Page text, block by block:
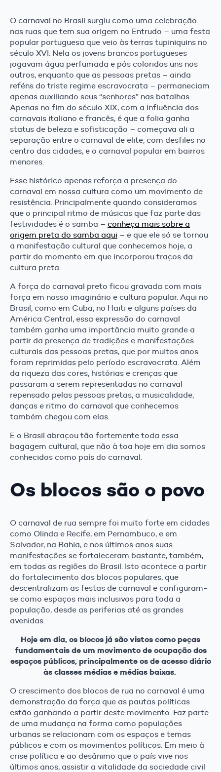
O carnaval no Brasil surgiu como uma celebração
nas ruas que tem sua origem no Entrudo – uma festa
popular portuguesa que veio às terras tupiniquins no
século XVI. Nela os jovens brancos portugueses
jogavam água perfumada e pós coloridos uns nos
outros, enquanto que as pessoas pretas – ainda
reféns do triste regime escravocrata – permaneciam
apenas auxiliando seus “senhores” nas batalhas.
Apenas no fim do século XIX, com a influência dos
carnavais italiano e francês, é que a folia ganha
status de beleza e sofisticação – começava ali a
separação entre o carnaval de elite, com desfiles no
centro das cidades, e o carnaval popular em bairros
menores.
Esse histórico apenas reforça a presença do
carnaval em nossa cultura como um movimento de
resistência. Principalmente quando consideramos
que o principal ritmo de músicas que faz parte das
festividades é o samba – conheça mais sobre a
origem preta do samba aqui – e que ele só se tornou
a manifestação cultural que conhecemos hoje, a
partir do momento em que incorporou traços da
cultura preta.
A força do carnaval preto ficou gravada com mais
força em nosso imaginário e cultura popular. Aqui no
Brasil, como em Cuba, no Haiti e alguns países da
América Central, essa expressão do carnaval
também ganha uma importância muito grande a
partir da presença de tradições e manifestações
culturais das pessoas pretas, que por muitos anos
foram reprimidas pelo período escravocrata. Além
da riqueza das cores, histórias e crenças que
passaram a serem representadas no carnaval
repensado pelas pessoas pretas, a musicalidade,
danças e ritmo do carnaval que conhecemos
também chegou com elas.
E o Brasil abraçou tão fortemente toda essa
bagagem cultural, que não à toa hoje em dia somos
conhecidos como país do carnaval.
Os blocos são o povo
O carnaval de rua sempre foi muito forte em cidades
como Olinda e Recife, em Pernambuco, e em
Salvador, na Bahia, e nos últimos anos suas
manifestações se fortaleceram bastante, também,
em todas as regiões do Brasil. Isto acontece a partir
do fortalecimento dos blocos populares, que
descentralizam as festas de carnaval e configuram-
se como espaços mais inclusivos para toda a
população, desde as periferias até as grandes
avenidas.
Hoje em dia, os blocos já são vistos como peças
fundamentais de um movimento de ocupação dos
espaços públicos, principalmente os de acesso diário
às classes médias e médias baixas.
O crescimento dos blocos de rua no carnaval é uma
demonstração da força que as pautas políticas
estão ganhando a partir deste movimento. Faz parte
de uma mudança na forma como populações
urbanas se relacionam com os espaços e temas
públicos e com os movimentos políticos. Em meio à
crise política e ao desânimo que o país vive nos
últimos anos, assistir a vitalidade da sociedade civil